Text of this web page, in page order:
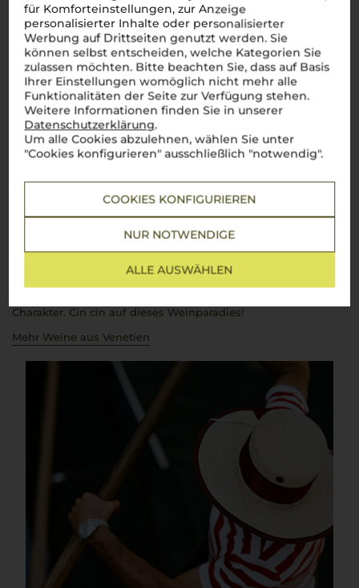
für Komforteinstellungen, zur Anzeige
personalisierter Inhalte oder personalisierter
Werbung auf Drittseiten genutzt werden. Sie
können selbst entscheiden, welche Kategorien Sie
zulassen möchten. Bitte beachten Sie, dass auf Basis
Ihrer Einstellungen womöglich nicht mehr alle
Funktionalitäten der Seite zur Verfügung stehen.
Weitere Informationen finden Sie in unserer
Datenschutzerklärung.
Um alle Cookies abzulehnen, wählen Sie unter
"Cookies konfigurieren" ausschließlich "notwendig".
COOKIES KONFIGURIEREN
NUR NOTWENDIGE
ALLE AUSWÄHLEN
Über die Region
Venetien
Zwischen Dolomiten und Adria – Venezianische Weinkultur in
Perfektion
atemberaubende Vielfalt und Weinkultur bekannt ist. Von
den imposanten Dolomiten bis zur sonnigen Adriaküste zeigt
eingefangen wird. Ein prickelnderProsecco?Perfettoals
, um das Leben zu feiern. Ein vollmundiger
der Lugana verzaubern, besonders in Kombination mit
frischen Meeresfrüchten. Die Weine ausVenetiensind wie
Charakter. Cin cin auf dieses Weinparadies!
Mehr Weine aus Venetien